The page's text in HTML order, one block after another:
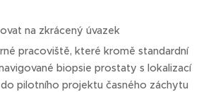
na zkrácený úvazek
pracoviště, které kromě standardní
biopsie prostaty s lokalizací
do pilotního projektu časného záchytu